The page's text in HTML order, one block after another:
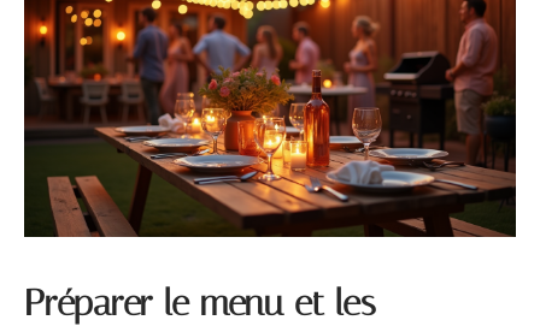
Préparer le menu et les